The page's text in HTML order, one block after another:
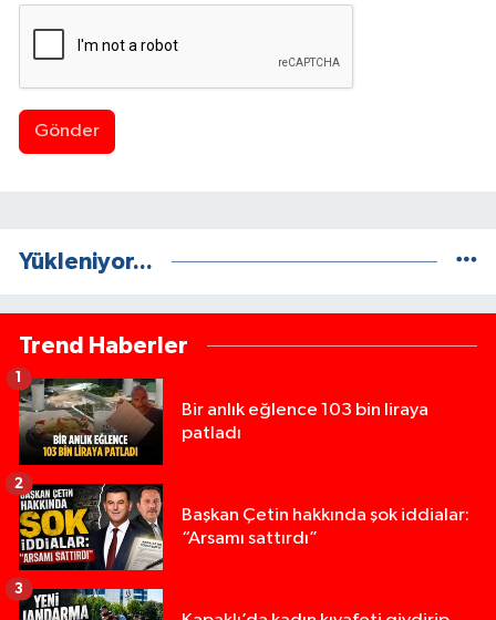
Gönder
Yükleniyor...
Trend Haberler
Bir anlık eğlence 103 bin liraya
patladı
1
Başkan Çetin hakkında şok iddialar:
“Arsamı sattırdı”
2
3